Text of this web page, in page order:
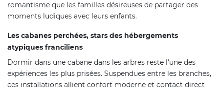
romantisme que les familles désireuses de partager des
moments ludiques avec leurs enfants.
Les cabanes perchées, stars des hébergements
atypiques franciliens
Dormir dans une cabane dans les arbres reste l'une des
expériences les plus prisées. Suspendues entre les branches,
ces installations allient confort moderne et contact direct